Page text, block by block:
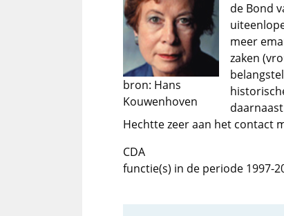
bron: Hans
Kouwenhoven
de Bond
meer
zaken
Hechtte zeer aan het contact
CDA
functie(s) in de periode 1997-